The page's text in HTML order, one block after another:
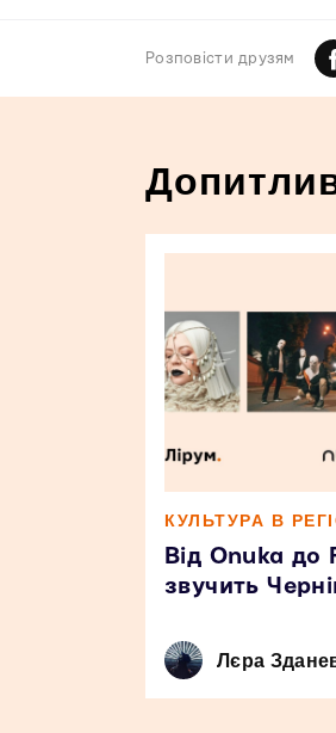
Розповiсти друзям
КУЛЬТУРА В
Від Onuka до
звучить
Лєра